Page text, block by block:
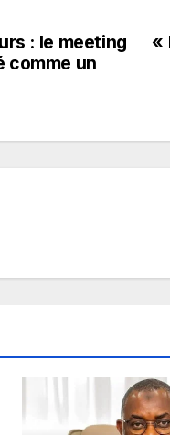
«
: le meeting
comme un